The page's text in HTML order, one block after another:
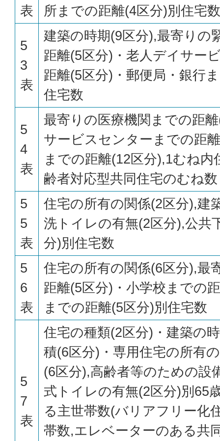
表
所までの距離(4区分)別住宅数
5
3
表
建築の時期(9区分),最寄りの
距離(5区分)・老人デイサー
距離(5区分)・郵便局・銀行
住宅数
5
4
表
最寄りの医療機関までの距
サービスセンターまでの距
までの距離(12区分),1むね内
齢者対応型共同住宅のむね数
5
5
表
住宅の所有の関係(2区分),建
洗トイレの有無(2区分),公共
分)別住宅数
5
6
表
住宅の所有の関係(6区分),最
距離(5区分)・小学校までの
までの距離(5区分)別住宅数
5
7
表
住宅の種類(2区分)・建築の
積(6区分)・専用住宅の所有
(6区分),高齢者等のための設
式トイレの有無(2区分)別65
る主世帯数(バリアフリー化
帯数,エレベーターのある共